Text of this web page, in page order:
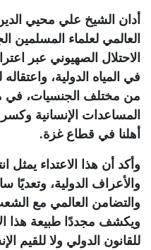
أدان الشيخ علي محيي
العالمي لعلماء المسلمين
الاحتلال الصهيوني عبر
في المياه الدولية،
من مختلف الجنسيات، في
المساعدات الإنسانية
أهلنا في قطاع غزة.
وأكد أن هذا الاعتداء يمثل
والأعراف الدولية، وتعديًا
والتضامن العالمي مع
ويكشف مجددًا طبيعة هذا
للقانون الدولي ولا للقيم